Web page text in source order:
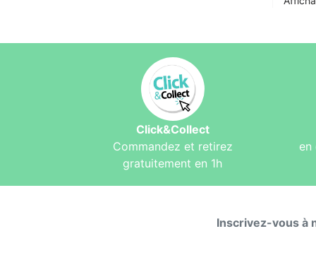
Click&Collect
Commandez et retirez
gratuitement en 1h
en
Inscrivez-vous à